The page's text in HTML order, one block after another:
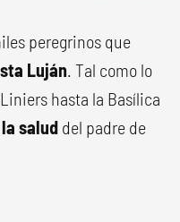
peregrinos que
Luján. Tal como lo
hasta la Basílica
salud del padre de